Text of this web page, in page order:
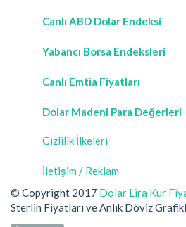
Canlı ABD Dolar Endeksi
Yabancı Borsa Endeksleri
Canlı Emtia Fiyatları
Dolar Madeni Para Değerleri
Gizlilik İlkeleri
İletişim / Reklam
© Copyright 2017 Dolar Lira Kur
Sterlin Fiyatları ve Anlık Döviz